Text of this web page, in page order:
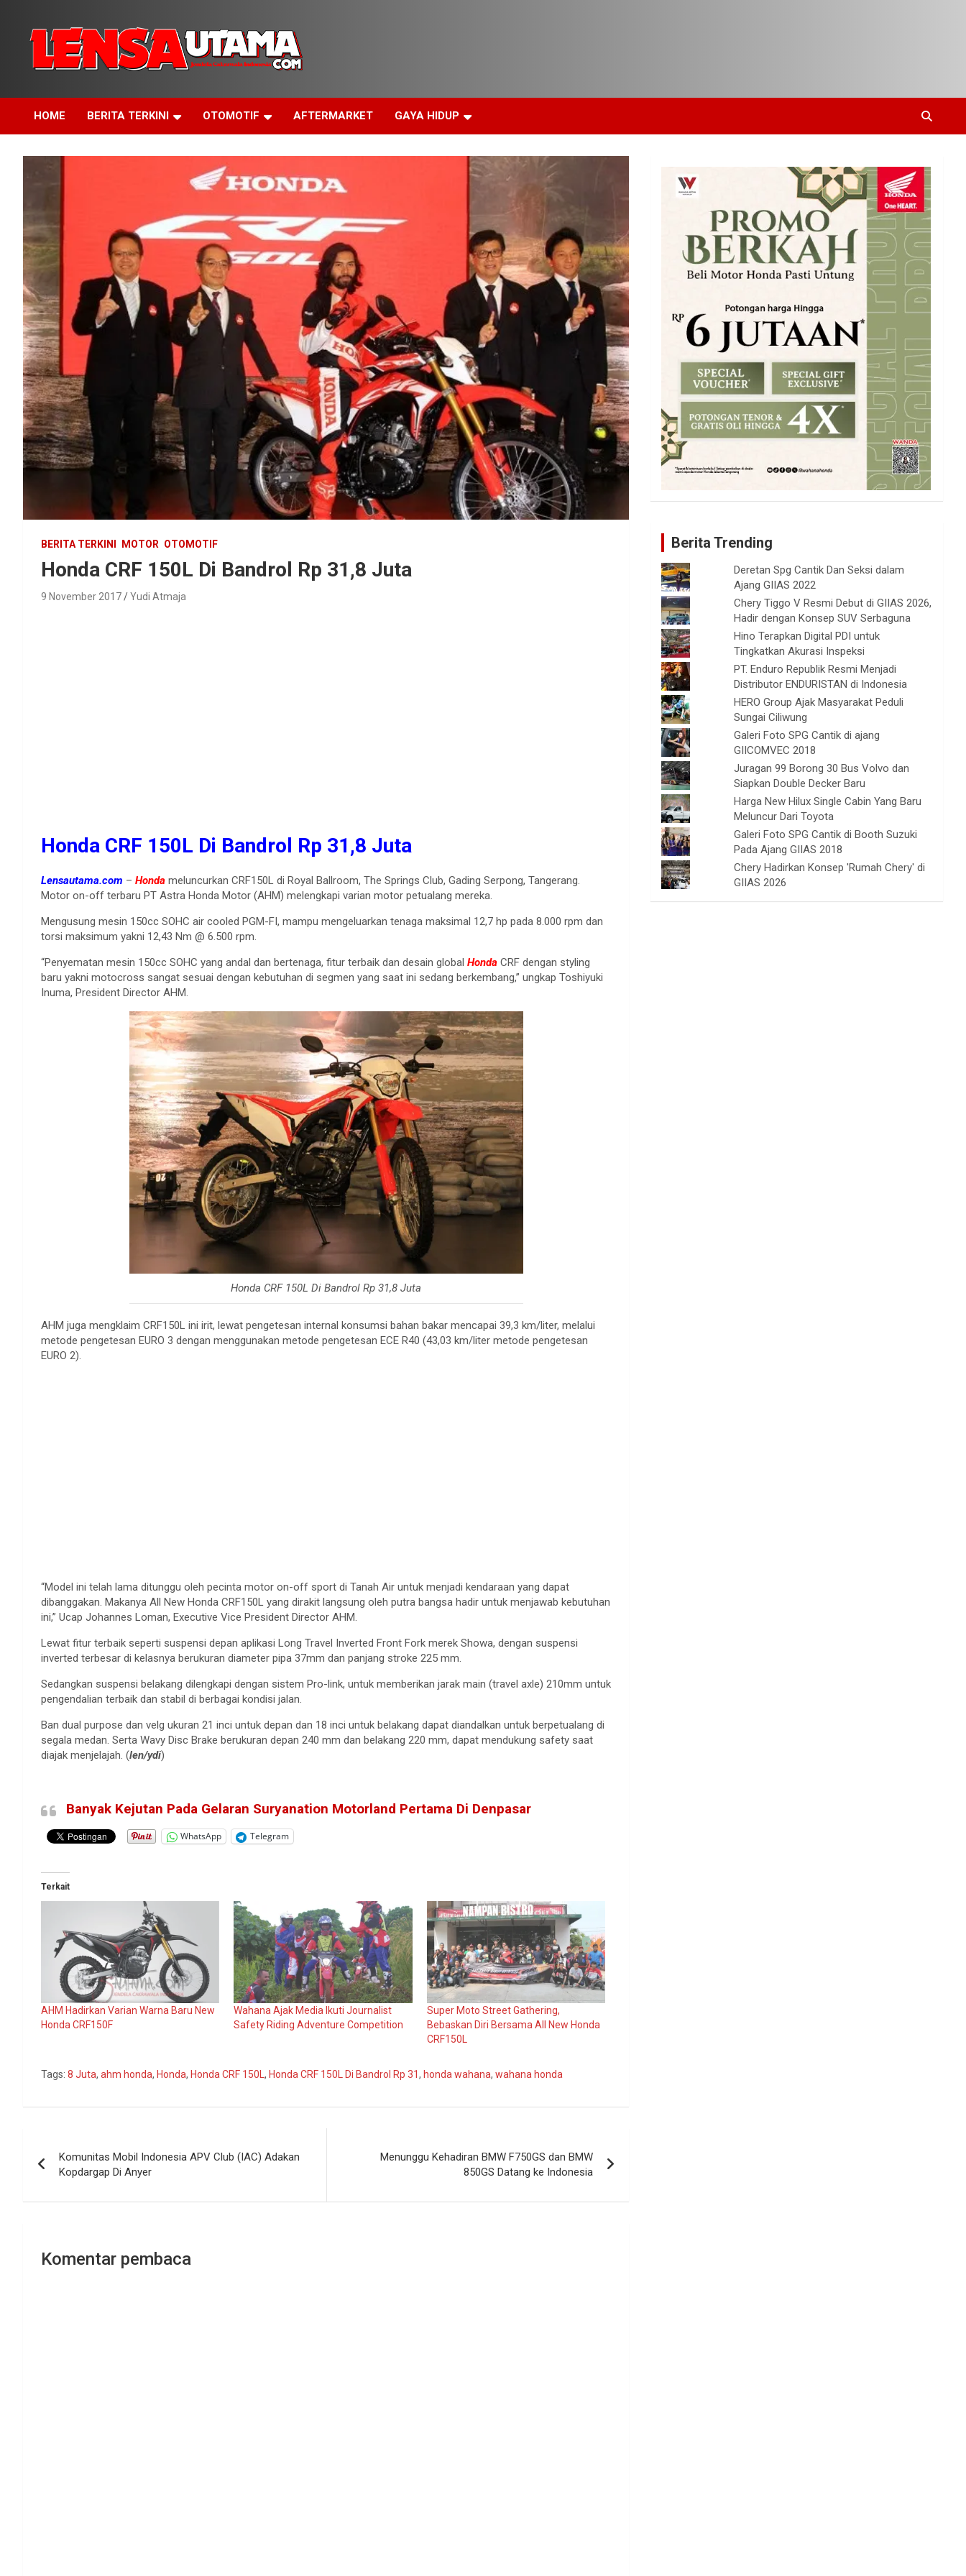
content
LensaUtama
HOME BERITA TERKINI OTOMOTIF AFTERMARKET GAYA HIDUP
BERITA TERKINI MOTOR OTOMOTIF
Honda CRF 150L Di Bandrol Rp 31,8 Juta
9 November 2017 Yudi Atmaja
Honda CRF 150L Di Bandrol Rp 31,8 Juta
Lensautama.com – Honda meluncurkan CRF150L di Royal Ballroom, The Springs Club, Gading Serpong, Tangerang.
Motor on-off terbaru PT Astra Honda Motor (AHM) melengkapi varian motor petualang mereka.
Mengusung mesin 150cc SOHC air cooled PGM-FI, mampu mengeluarkan tenaga maksimal 12,7 hp pada 8.000 rpm dan
torsi maksimum yakni 12,43 Nm @ 6.500 rpm.
“Penyematan mesin 150cc SOHC yang andal dan bertenaga, fitur terbaik dan desain global Honda CRF dengan styling
baru yakni motocross sangat sesuai dengan kebutuhan di segmen yang saat ini sedang berkembang,” ungkap Toshiyuki
Inuma, President Director AHM.
Honda CRF 150L Di Bandrol Rp 31,8 Juta
AHM juga mengklaim CRF150L ini irit, lewat pengetesan internal konsumsi bahan bakar mencapai 39,3 km/liter, melalui
metode pengetesan EURO 3 dengan menggunakan metode pengetesan ECE R40 (43,03 km/liter metode pengetesan
EURO 2).
“Model ini telah lama ditunggu oleh pecinta motor on-off sport di Tanah Air untuk menjadi kendaraan yang dapat
dibanggakan. Makanya All New Honda CRF150L yang dirakit langsung oleh putra bangsa hadir untuk menjawab kebutuhan
ini,” Ucap Johannes Loman, Executive Vice President Director AHM.
Lewat fitur terbaik seperti suspensi depan aplikasi Long Travel Inverted Front Fork merek Showa, dengan suspensi
inverted terbesar di kelasnya berukuran diameter pipa 37mm dan panjang stroke 225 mm.
Sedangkan suspensi belakang dilengkapi dengan sistem Pro-link, untuk memberikan jarak main (travel axle) 210mm untuk
pengendalian terbaik dan stabil di berbagai kondisi jalan.
Ban dual purpose dan velg ukuran 21 inci untuk depan dan 18 inci untuk belakang dapat diandalkan untuk berpetualang di
segala medan. Serta Wavy Disc Brake berukuran depan 240 mm dan belakang 220 mm, dapat mendukung safety saat
diajak menjelajah. (len/ydi)
Banyak Kejutan Pada Gelaran Suryanation Motorland Pertama Di Denpasar
WhatsApp Telegram
Terkait
AHM Hadirkan Varian Warna Baru New
Honda CRF150F
Wahana Ajak Media Ikuti Journalist
Safety Riding Adventure Competition
Super Moto Street Gathering,
Bebaskan Diri Bersama All New Honda
CRF150L
Tags: 8 Juta, ahm honda, Honda, Honda CRF 150L , Honda CRF 150L Di Bandrol Rp 31, honda wahana, wahana honda
pos
Komunitas Mobil Indonesia APV Club (IAC) Adakan
Kopdargap Di Anyer
Menunggu Kehadiran BMW F750GS dan BMW
850GS Datang ke Indonesia
Komentar pembaca
Berita Trending
Deretan Spg Cantik Dan Seksi dalam
Ajang GIIAS 2022
Chery Tiggo V Resmi Debut di GIIAS 2026,
Hadir dengan Konsep SUV Serbaguna
Hino Terapkan Digital PDI untuk
Tingkatkan Akurasi Inspeksi
PT. Enduro Republik Resmi Menjadi
Distributor ENDURISTAN di Indonesia
HERO Group Ajak Masyarakat Peduli
Sungai Ciliwung
Galeri Foto SPG Cantik di ajang
GIICOMVEC 2018
Juragan 99 Borong 30 Bus Volvo dan
Siapkan Double Decker Baru
Harga New Hilux Single Cabin Yang Baru
Meluncur Dari Toyota
Galeri Foto SPG Cantik di Booth Suzuki
Pada Ajang GIIAS 2018
Chery Hadirkan Konsep 'Rumah Chery' di
GIIAS 2026